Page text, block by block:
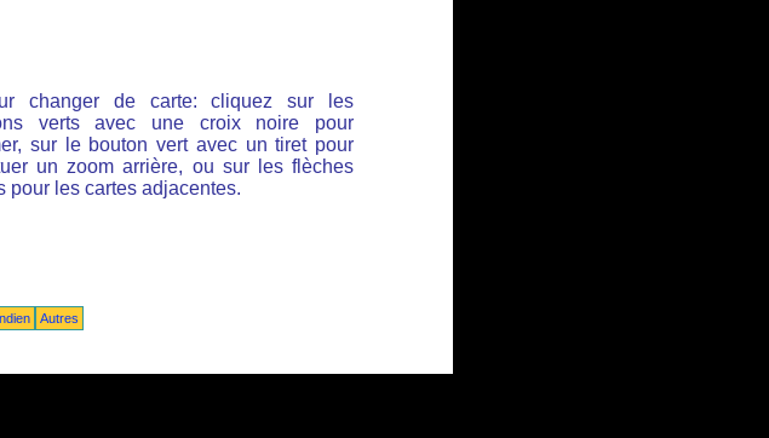
changer de carte: cliquez sur les
verts avec une croix noire pour
sur le bouton vert avec un tiret pour
un zoom arrière, ou sur les flèches
pour les cartes adjacentes.
Autres